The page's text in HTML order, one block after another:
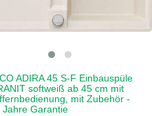
ADIRA 45 S-F Einbauspüle
softweiß ab 45 cm mit
mit Zubehör -
Jahre Garantie